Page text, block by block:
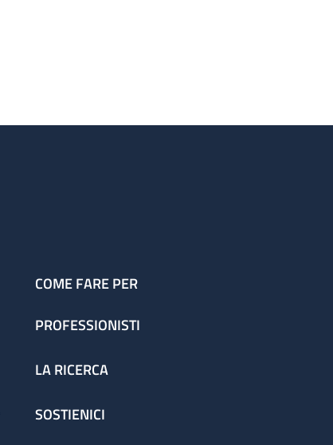
COME FARE PER
PROFESSIONISTI
LA RICERCA
SOSTIENICI